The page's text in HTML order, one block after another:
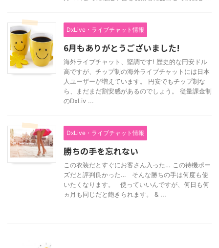
DxLive・ライブチャット情報
6月もありがとうございました!
海外ライブチャット、堅調です! 歴史的な円安ドル
高ですが、チップ制の海外ライブチャットには日本
人ユーザーが増えています。 円安でもチップ制な
ら、まだまだ割安感があるのでしょう。 従量課金制
のDxLiv ...
DxLive・ライブチャット情報
勝ちの手を忘れない
この衣装だとすぐにお客さん入った… この待機ポー
ズだと評判良かった… そんな勝ちの手は何度も使
いたくなります。 使っていいんですが、何日も何
ヵ月も同じだと飽きられます。 & ...